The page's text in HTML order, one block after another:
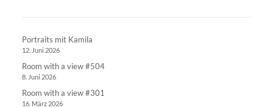
Portraits mit Kamila
12. Juni 2026
Room with a view #504
8. Juni 2026
Room with a view #301
16. März 2026